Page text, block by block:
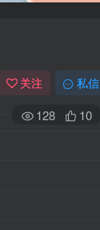
关注 私信
128 10